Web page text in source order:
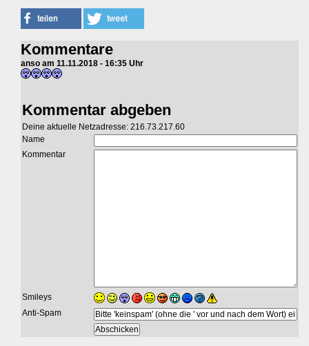
Kommentare
anso am 11.11.2018 - 16:35 Uhr
Kommentar abgeben
Deine aktuelle Netzadresse: 216.73.217.60
Name
Kommentar
Smileys
Anti-Spam